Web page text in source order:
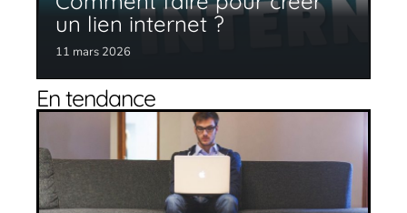
un lien internet ?
11 mars 2026
En tendance